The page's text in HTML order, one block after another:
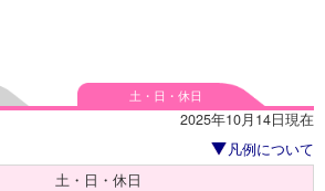
土・日・休日
2025年10月14日現在
凡例について
土・日・休日